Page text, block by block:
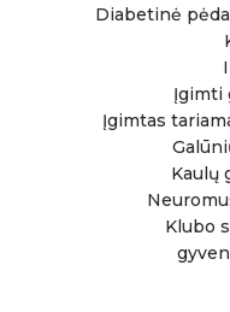
Diabetinė
Įgimti
Įgimtas
Kaulų
Klubo